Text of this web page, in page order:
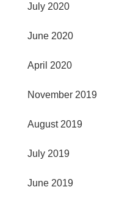
July 2020
June 2020
April 2020
November 2019
August 2019
July 2019
June 2019